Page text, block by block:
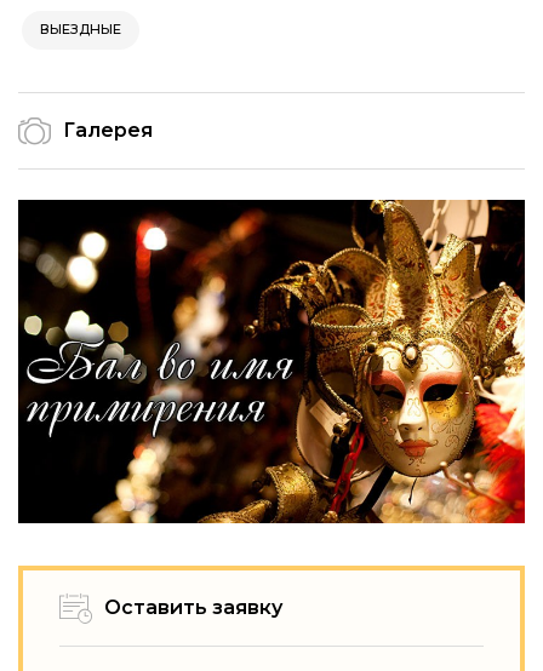
ВЫЕЗДНЫЕ
Галерея
Оставить заявку